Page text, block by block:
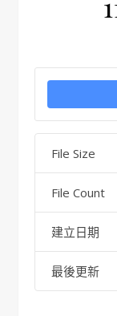
File Size
File Count
建立日期
最後更新